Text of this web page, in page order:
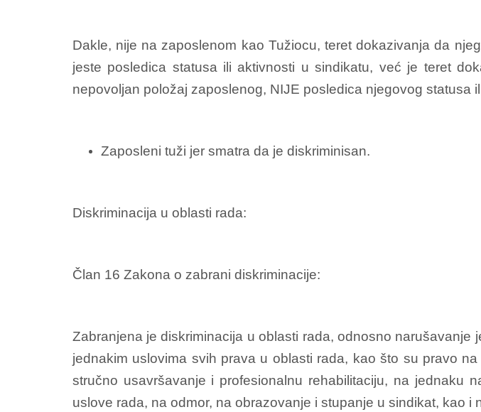
Dakle, nije na zaposlenom kao Tužiocu, teret dokazivanja da
jeste posledica statusa ili aktivnosti u sindikatu, već je teret
nepovoljan položaj zaposlenog, NIJE posledica njegovog statusa
Zaposleni tuži jer smatra da je diskriminisan.
Diskriminacija u oblasti rada:
Član 16 Zakona o zabrani diskriminacije:
Zabranjena je diskriminacija u oblasti rada, odnosno
jednakim uslovima svih prava u oblasti rada, kao što su pravo
stručno usavršavanje i profesionalnu rehabilitaciju, na jednaku
uslove rada, na odmor, na obrazovanje i stupanje u sindikat, kao i